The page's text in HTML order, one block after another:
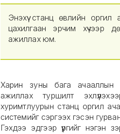
Энэхүү станц өвлийн
цахилгаан эрчим хүчээр
ажиллах юм.
Харин зуны бага ачааллын
ажиллах туршилт
хуримтлуурын станц оргил
системийг сэргээх гэсэн
Гэхдээ эдгээр үүргийг нэгэн